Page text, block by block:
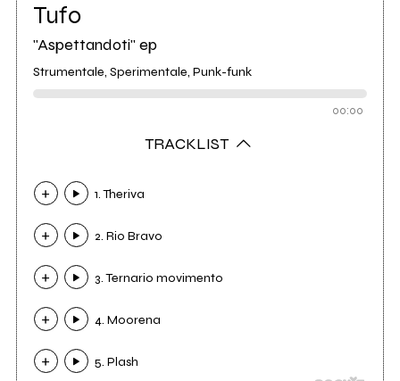
Tufo
"Aspettandoti" ep
Strumentale, Sperimentale, Punk-funk
00:00
TRACKLIST
1. Theriva
2. Rio Bravo
3. Ternario movimento
4. Moorena
5. Plash